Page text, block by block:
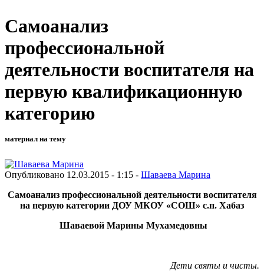
Самоанализ
профессиональной
деятельности воспитателя на
первую квалификационную
категорию
материал на тему
Опубликовано 12.03.2015 - 1:15 - Шаваева Марина
Самоанализ профессиональной деятельности воспитателя
на первую категории ДОУ МКОУ «СОШ» с.п. Хабаз
Шаваевой Марины Мухамедовны
Дети святы и чисты.